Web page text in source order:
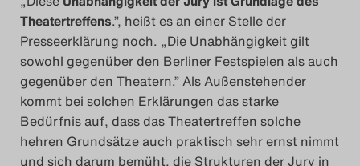
Theatertreffens.”, heißt es an einer Stelle der
Presseerklärung noch. „Die Unabhängigkeit gilt
sowohl gegenüber den Berliner Festspielen als auch
gegenüber den Theatern.” Als Außenstehender
kommt bei solchen Erklärungen das starke
Bedürfnis auf, dass das Theatertreffen solche
hehren Grundsätze auch praktisch sehr ernst nimmt
und sich darum bemüht, die Strukturen der Jury in